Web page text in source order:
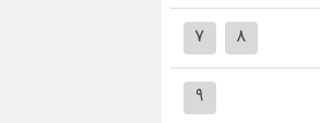
۷ ۸
۹